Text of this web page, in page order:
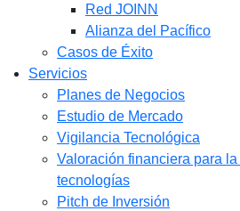
Red JOINN
Alianza del Pacífico
Casos de Éxito
Servicios
Planes de Negocios
Estudio de Mercado​
Vigilancia Tecnológica
Valoración financiera para
tecnologías
Pitch de Inversión